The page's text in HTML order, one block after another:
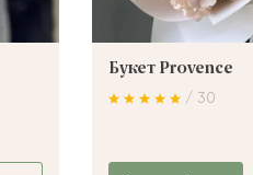
Букет Provence
/ 30